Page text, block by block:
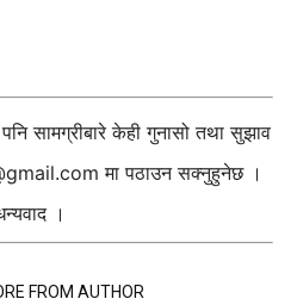
सामग्रीबारे केही गुनासो तथा सुझाव
मा पठाउन सक्नुहुनेछ ।
।
FROM AUTHOR